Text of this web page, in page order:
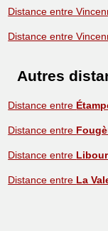
Distance entre
Distance entre
Autres
Distance entre
Distance entre
Distance entre
Distance entre La